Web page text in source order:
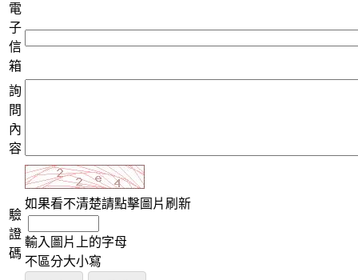
電
子
信
箱
詢
問
內
容
驗
證
碼
如果看不清楚請點擊圖片刷新
輸入圖片上的字母
不區分大小寫